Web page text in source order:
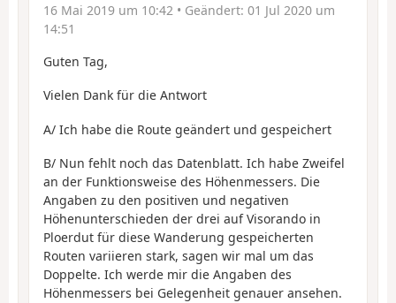
16 Mai 2019 um 10:42 • Geändert: 01 Jul 2020 um
14:51
Guten Tag,
Vielen Dank für die Antwort
A/ Ich habe die Route geändert und gespeichert
B/ Nun fehlt noch das Datenblatt. Ich habe Zweifel
an der Funktionsweise des Höhenmessers. Die
Angaben zu den positiven und negativen
Höhenunterschieden der drei auf Visorando in
Ploerdut für diese Wanderung gespeicherten
Routen variieren stark, sagen wir mal um das
Doppelte. Ich werde mir die Angaben des
Höhenmessers bei Gelegenheit genauer ansehen.